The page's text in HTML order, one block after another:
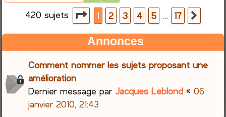
c
h
420 sujets
Page1sur 17
1 2 3 4 5 … 17
Annonces
Comment nommer les sujets proposant une
amélioration
Dernier message parJacques Leblond «06
janvier 2010, 21:43